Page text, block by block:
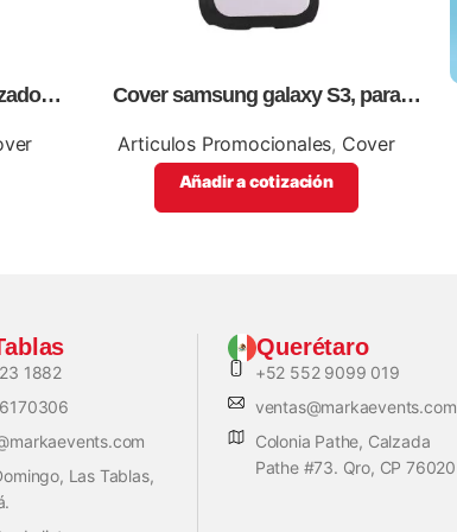
Cover samsung galaxy S3, para
Articulos Promocionales, Cover
Añadir a cotización
1882
Las Tablas,
Querétaro
+52 552 9099 019
ventas@markaevents.com
Colonia Pathe, Calzada
Pathe #73. Qro, CP 76020